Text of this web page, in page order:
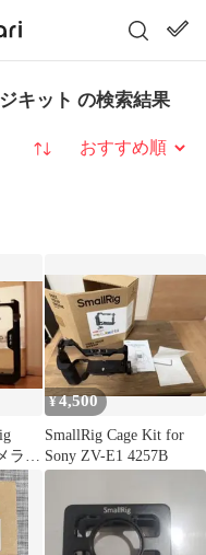
キット の検索結果
並び替え
ラケ
¥4,500
SmallRig Cage Kit for
Sony ZV-E1 4257B